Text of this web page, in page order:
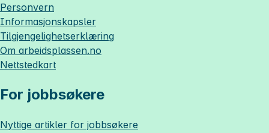
Personvern
Informasjonskapsler
Tilgjengelighetserklæring
Om arbeidsplassen.no
Nettstedkart
For jobbsøkere
Nyttige artikler for jobbsøkere